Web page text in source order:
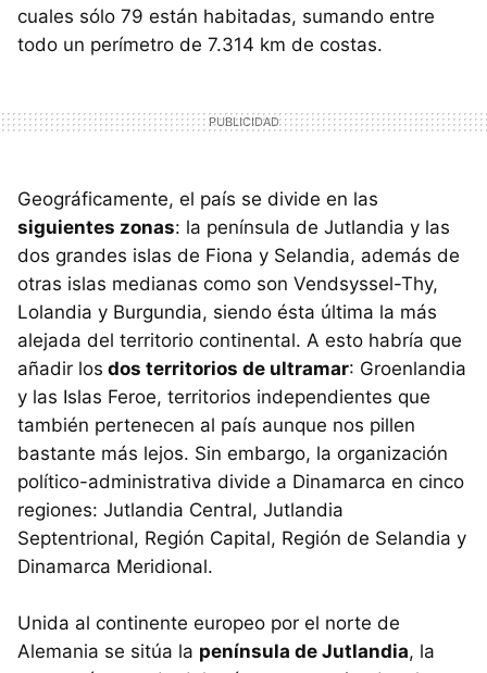
cuales sólo 79 están habitadas, sumando entre
todo un perímetro de 7.314 km de costas.
Geográficamente, el país se divide en las
siguientes zonas: la península de Jutlandia y las
dos grandes islas de Fiona y Selandia, además de
otras islas medianas como son Vendsyssel-Thy,
Lolandia y Burgundia, siendo ésta última la más
alejada del territorio continental. A esto habría que
añadir los dos territorios de ultramar: Groenlandia
y las Islas Feroe, territorios independientes que
también pertenecen al país aunque nos pillen
bastante más lejos. Sin embargo, la organización
político-administrativa divide a Dinamarca en cinco
regiones: Jutlandia Central, Jutlandia
Septentrional, Región Capital, Región de Selandia y
Dinamarca Meridional.
Unida al continente europeo por el norte de
Alemania se sitúa la península de Jutlandia, la